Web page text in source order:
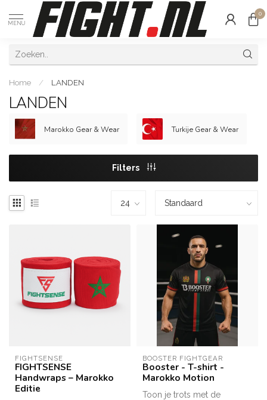
MENU
0
Home / LANDEN
LANDEN
Marokko Gear & Wear Turkije Gear & Wear
Filters
FIGHTSENSE
FIGHTSENSE
Handwraps – Marokko
Editie
BOOSTER FIGHTGEAR
Booster - T-shirt -
Marokko Motion
Toon je trots met de